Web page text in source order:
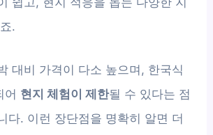
.
대비 가격이 다소 높으며, 한국식
어 현지 체험이 제한될 수 있다는 점
다. 이런 장단점을 명확히 알면 더